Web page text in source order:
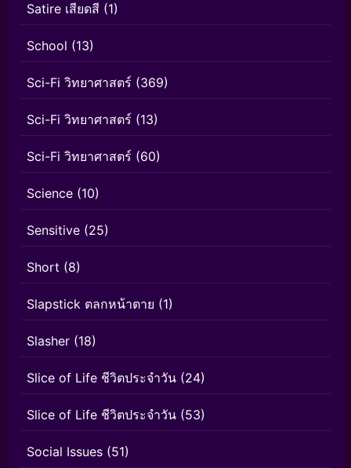
Satire เสียดสี (1)
School (13)
Sci-Fi วิทยาศาสตร์ (369)
Sci-Fi วิทยาศาสตร์ (13)
Sci-Fi วิทยาศาสตร์ (60)
Science (10)
Sensitive (25)
Short (8)
Slapstick ตลกหน้าตาย (1)
Slasher (18)
Slice of Life ชีวิตประจำวัน (24)
Slice of Life ชีวิตประจำวัน (53)
Social Issues (51)